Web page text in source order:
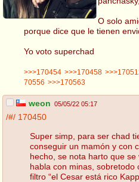
O solo
porque dice que le tienen
Yo voto superchad
>>>170454 >>>170458
70556 >>>170563
weon 05/05/22 05:17
/#/ 170450
Super simp, para ser chad
conseguir un mamón y con
hecho, se nota harto que
habla con minas, sobretodo
filtro “el Cesar está rico